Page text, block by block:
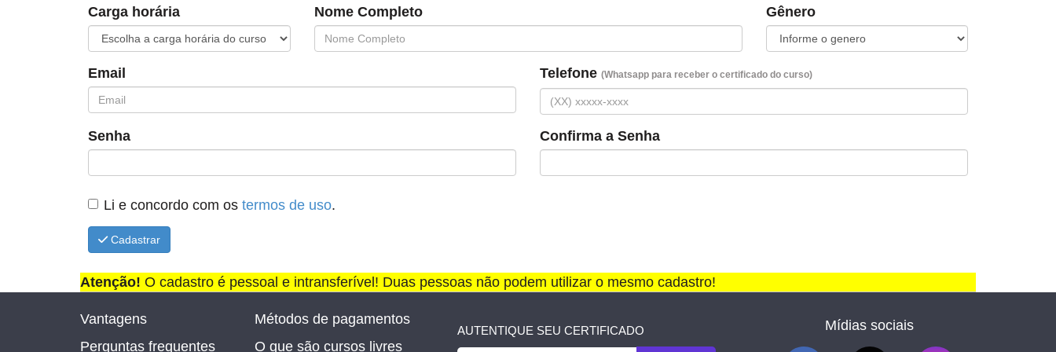
Carga horária Nome Completo Gênero
Email Telefone (Whatsapp para receber o certificado do curso)
Senha Confirma a Senha
Li e concordo com os termos de uso.
Cadastrar
Atenção! O cadastro é pessoal e intransferível! Duas pessoas não podem utilizar o mesmo cadastro!
Vantagens
Perguntas frequentes
Métodos de pagamentos
O que são cursos livres
AUTENTIQUE SEU CERTIFICADO Mídias sociais